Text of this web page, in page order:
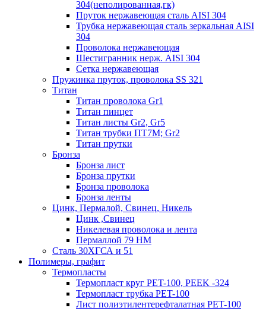
304(неполированная,гк)
Пруток нержавеющая сталь AISI 304
Трубка нержавеющая сталь зеркальная AISI
304
Проволока нержавеющая
Шестигранник нерж. AISI 304
Сетка нержавеющая
Пружинка пруток, проволока SS 321
Титан
Титан проволока Gr1
Титан пинцет
Титан листы Gr2, Gr5
Титан трубки ПТ7М; Gr2
Титан прутки
Бронза
Бронза лист
Бронза прутки
Бронза проволока
Бронза ленты
Цинк, Пермалой, Свинец, Никель
Цинк ,Свинец
Никелевая проволока и лента
Пермаллой 79 НМ
Сталь 30ХГСА и 51
Полимеры, графит
Термопласты
Термопласт круг PET-100, PEEK -324
Термопласт трубка PET-100
Лист полиэтилентерефталатная PET-100